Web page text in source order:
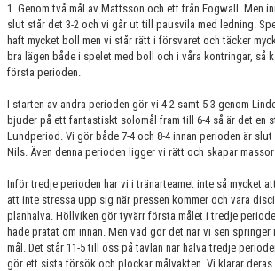
1. Genom två mål av Mattsson och ett från Fogwall. Men
slut står det 3-2 och vi går ut till pausvila med ledning.
haft mycket boll men vi står rätt i försvaret och täcker
bra lägen både i spelet med boll och i våra kontringar, så
första perioden.
I starten av andra perioden gör vi 4-2 samt 5-3 genom
bjuder på ett fantastiskt solomål fram till 6-4 så är det en
Lundperiod. Vi gör både 7-4 och 8-4 innan perioden är
Nils. Även denna perioden ligger vi rätt och skapar
Inför tredje perioden har vi i tränarteamet inte så mycket
att inte stressa upp sig när pressen kommer och vara
planhalva. Höllviken gör tyvärr första målet i tredje
hade pratat om innan. Men vad gör det när vi sen
mål. Det står 11-5 till oss på tavlan när halva tredje
gör ett sista försök och plockar målvakten. Vi klarar